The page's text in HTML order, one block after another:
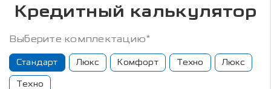
Кредитный калькулятор
Выберите комплектацию*
Стандарт Люкс Комфорт Техно Люкс
Техно